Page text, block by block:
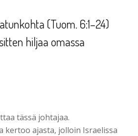
(Tuom. 6:1–24)
hiljaa omassa
tässä johtajaa.
kertoo ajasta, jolloin Israelissa